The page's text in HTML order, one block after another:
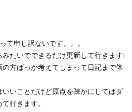
て申し訳ないです。。。
たいでできるだけ更新して行きます❕
方ばっか考えてしまって日記まで体
いことだけど原点を疎かにしてはダ
行きます。